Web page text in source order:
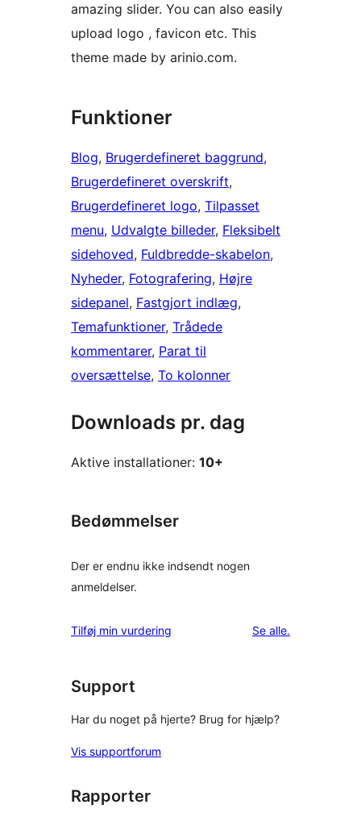
amazing slider. You can also easily
upload logo , favicon etc. This
theme made by arinio.com.
Funktioner
Blog, Brugerdefineret baggrund
Brugerdefineret overskrift
Brugerdefineret logo, Tilpasset
menu, Udvalgte billeder, Fleksibelt
sidehoved, Fuldbredde-skabelon
Nyheder, Fotografering, Højre
sidepanel, Fastgjort indlæg
Temafunktioner, Trådede
kommentarer, Parat til
oversættelse, To kolonner
Downloads pr. dag
Aktive installationer: 10+
Bedømmelser
Der er endnu ikke indsendt nogen
anmeldelser.
Tilføj min vurdering Se alleanmeldelser
.
Support
Har du noget på hjerte? Brug for hjælp?
Vis supportforum
Rapporter